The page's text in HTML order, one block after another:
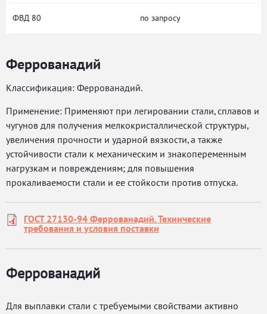
ФВД 80 по запросу
Феррованадий
Классификация: Феррованадий.
Применение: Применяют при легировании стали, сплавов и
чугунов для получения мелкокристаллической структуры,
увеличения прочности и ударной вязкости, а также
устойчивости стали к механическим и знакопеременным
нагрузкам и повреждениям; для повышения
прокаливаемости стали и ее стойкости против отпуска.
ГОСТ 27130-94 Феррованадий. Технические
требования и условия поставки
Феррованадий
Для выплавки стали с требуемыми свойствами активно